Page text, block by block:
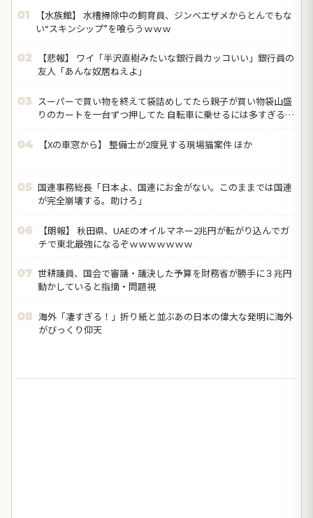
01
【水族館】 水槽掃除中の飼育員、ジンベエザメからとんでもな
い“スキンシップ”を喰らうｗｗｗ
02
【悲報】 ワイ「半沢直樹みたいな銀行員カッコいい」銀行員の
友人「あんな奴居ねえよ」
03 スーパーで買い物を終えて袋詰めしてたら親子が買い物袋山盛
りのカートを一台ずつ押してた 自転車に乗せるには多すぎるの
04 【Xの車窓から】 整備士が2度見する現場猫案件 ほか
05 国連事務総長「日本よ、国連にお金がない。このままでは国連
が完全崩壊する。助けろ」
06
【朗報】 秋田県、UAEのオイルマネー2兆円が転がり込んでガ
チで東北最強になるぞｗｗｗｗｗｗｗ
07 世耕議員、国会で審議・議決した予算を財務省が勝手に３兆円
動かしていると指摘・問題視
08 海外「凄すぎる！」折り紙と並ぶあの日本の偉大な発明に海外
がびっくり仰天